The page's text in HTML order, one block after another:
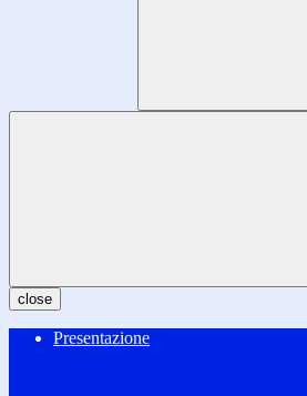
close
Presentazione